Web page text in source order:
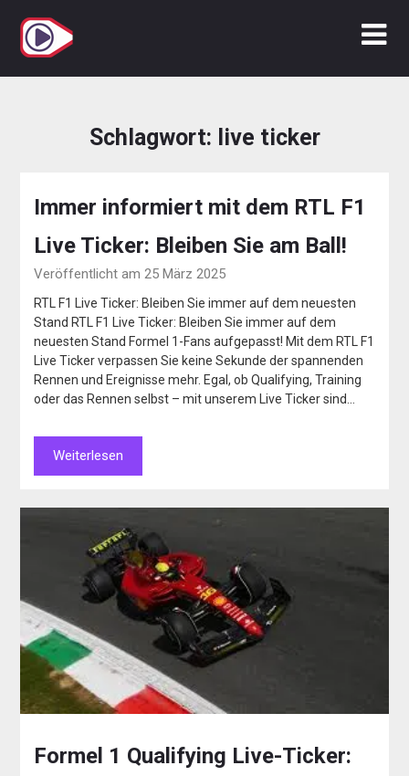
Inhalt
springen
Schlagwort: live ticker
Immer informiert mit dem RTL F1
Live Ticker: Bleiben Sie am Ball!
Veröffentlicht am 25 März 2025
RTL F1 Live Ticker: Bleiben Sie immer auf dem neuesten
Stand RTL F1 Live Ticker: Bleiben Sie immer auf dem
neuesten Stand Formel 1-Fans aufgepasst! Mit dem RTL F1
Live Ticker verpassen Sie keine Sekunde der spannenden
Rennen und Ereignisse mehr. Egal, ob Qualifying, Training
oder das Rennen selbst – mit unserem Live Ticker sind…
Weiterlesen
Formel 1 Qualifying Live-Ticker: